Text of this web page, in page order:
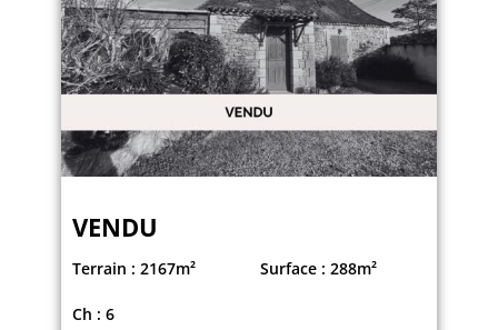
VENDU
Terrain : 2167m² Surface : 288m²
Ch : 6